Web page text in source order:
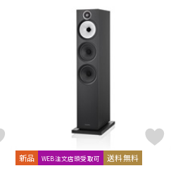
新品 WEB注文店頭受取可 送料無料